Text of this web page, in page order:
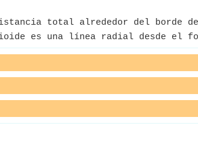
total alrededor del borde
es una línea radial desde el